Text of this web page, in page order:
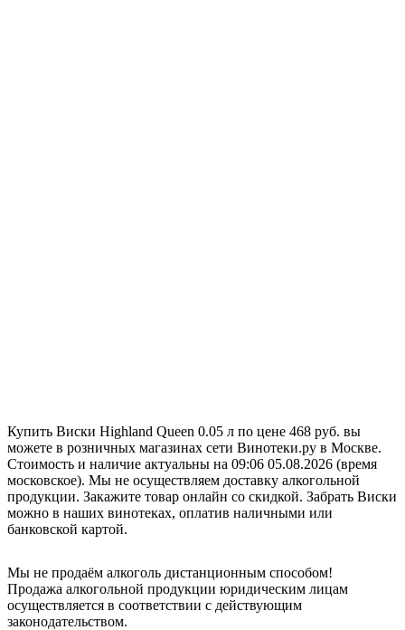
Купить Виски Highland Queen 0.05 л по цене 468 руб. вы
можете в розничных магазинах сети Винотеки.ру в Москве.
Стоимость и наличие актуальны на 09:06 05.08.2026 (время
московское). Мы не осуществляем доставку алкогольной
продукции. Закажите товар онлайн со скидкой. Забрать Виски
можно в наших винотеках, оплатив наличными или
банковской картой.
Мы не продаём алкоголь дистанционным способом!
Продажа алкогольной продукции юридическим лицам
осуществляется в соответствии с действующим
законодательством.